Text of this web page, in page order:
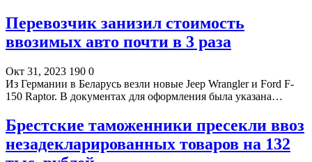
Перевозчик занизил стоимость
ввозимых авто почти в 3 раза
Окт 31, 2023 190 0
Из Германии в Беларусь везли новые Jeep Wrangler и Ford F-
150 Raptor. В документах для оформления была указана…
Брестские таможенники пресекли ввоз
незадекларированных товаров на 132